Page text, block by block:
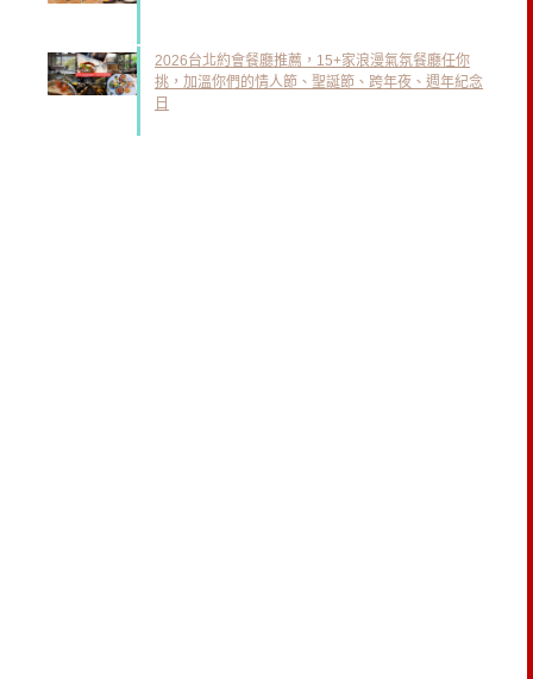
2026台北約會餐廳推薦，15+家浪漫氣氛餐廳任你
挑，加溫你們的情人節、聖誕節、跨年夜、週年紀念
日